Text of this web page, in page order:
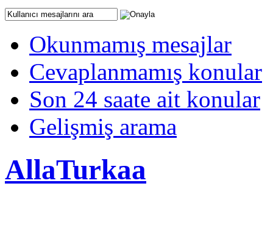
Okunmamış mesajlar
Cevaplanmamış konular
Son 24 saate ait konular
Gelişmiş arama
AllaTurkaa